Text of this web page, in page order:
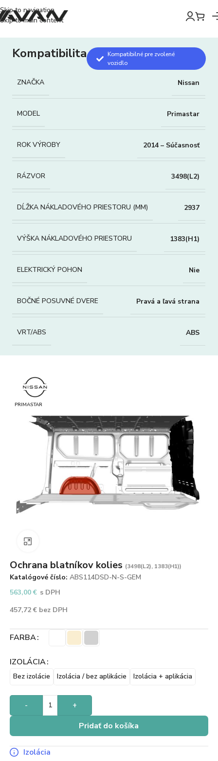
Skip to navigation
Skip to main content
Kompatibilita
Kompatibilné pre zvolené
vozidlo
ZNAČKA Nissan
MODEL Primastar
ROK VÝROBY 2014 – Súčasnosť
RÁZVOR 3498(L2)
DĹŽKA NÁKLADOVÉHO PRIESTORU (MM) 2937
VÝŠKA NÁKLADOVÉHO PRIESTORU 1383(H1)
ELEKTRICKÝ POHON Nie
BOČNÉ POSUVNÉ DVERE Pravá a ľavá strana
VRT/ABS ABS
PRIMASTAR
Ochrana blatníkov kolies (3498(L2), 1383(H1))
Katalógové číslo: ABS114DSD-N-S-GEM
563,00€ s DPH
457,72€ bez DPH
FARBA
IZOLÁCIA
Bez izolácie Izolácia / bez aplikácie Izolácia + aplikácia
- +
Pridať do košíka
Izolácia